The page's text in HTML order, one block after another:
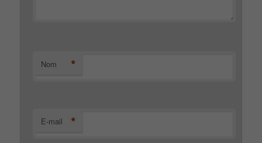
Nom *
E-mail *